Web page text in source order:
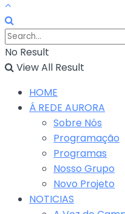
No Result
View All Result
HOME
Á REDE AURORA
Sobre Nós
Programação
Programas
Nosso Grupo
Novo Projeto
NOTICIAS